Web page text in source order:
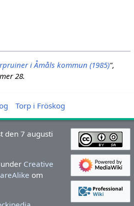
i Åmåls kommun (1985)",
28.
Torp i Fröskog
den 7 augusti
Creative
om